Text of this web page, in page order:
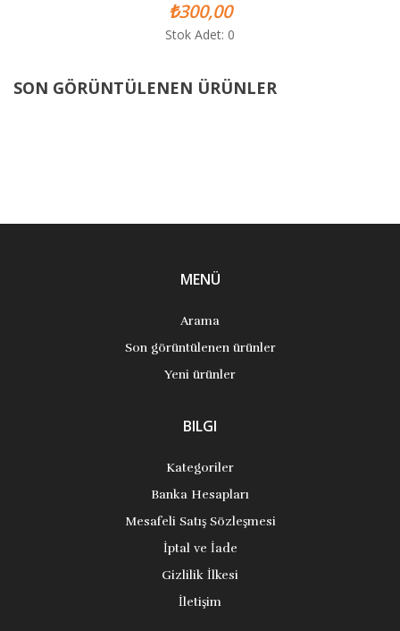
₺300,00
Stok Adet: 0
SON GÖRÜNTÜLENEN ÜRÜNLER
MENÜ
Arama
Son görüntülenen ürünler
Yeni ürünler
BILGI
Kategoriler
Banka Hesapları
Mesafeli Satış Sözleşmesi
İptal ve İade
Gizlilik İlkesi
İletişim